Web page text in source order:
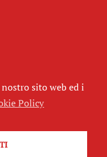
sito web ed i
Policy